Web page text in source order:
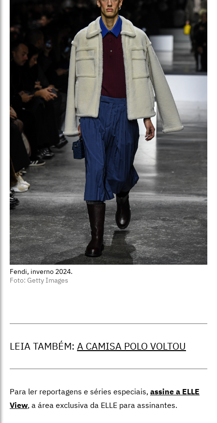
Fendi, inverno 2024.
Foto: Getty Images
LEIA TAMBÉM: A CAMISA POLO VOLTOU
Para ler reportagens e séries especiais, assine a ELLE
View, a área exclusiva da ELLE para assinantes.